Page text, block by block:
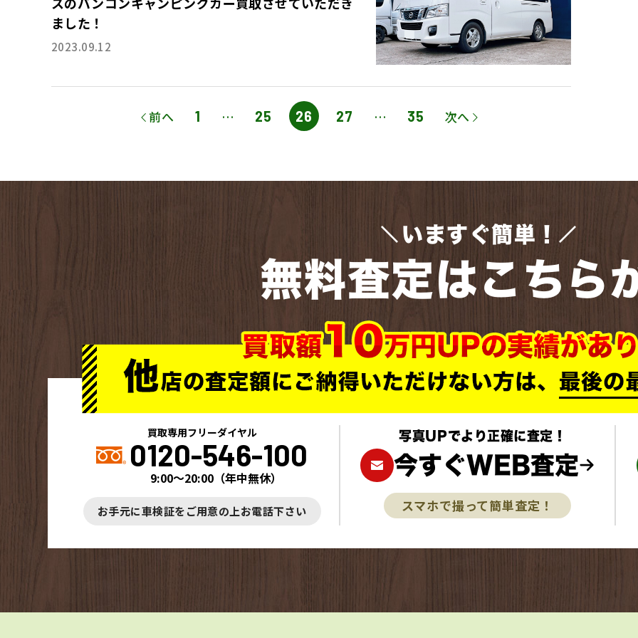
ました！
2023.09.12
前へ
ペ
1 …
ペ
25
ペ
26
ペ
27 …
ペ
35 次へ
いますぐ簡単！
無料査定はこちら
買取専用フリーダイヤル
0120-546-100
9:00～20:00 （年中無休）
お手元に車検証をご用意の上お電話下さい
写真UPでより正確に査定！
今すぐWEB査定
スマホで撮って簡単査定！